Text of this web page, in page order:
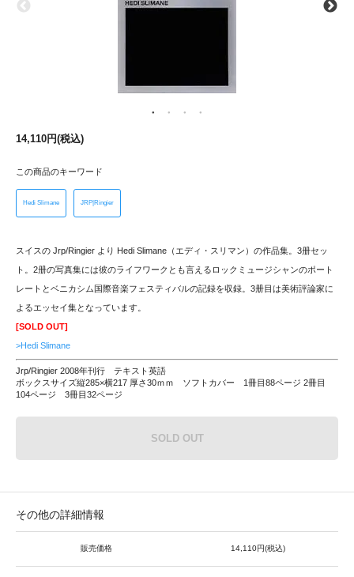
14,110円(税込)
この商品のキーワード
Hedi Slimane JRP|Ringier
スイスの Jrp/Ringier より Hedi Slimane（エディ・スリマン）の作品集。3册セッ
ト。2册の写真集には彼のライフワークとも言えるロックミュージシャンのポート
レートとベニカシム国際音楽フェスティバルの記録を収録。3册目は美術評論家に
よるエッセイ集となっています。
[SOLD OUT]
>Hedi Slimane
Jrp/Ringier 2008年刊行 テキスト英語
ボックスサイズ縦285×横217 厚さ30ｍｍ ソフトカバー 1冊目88ページ 2冊目
104ページ 3冊目32ページ
SOLD OUT
その他の詳細情報
販売価格 14,110円(税込)